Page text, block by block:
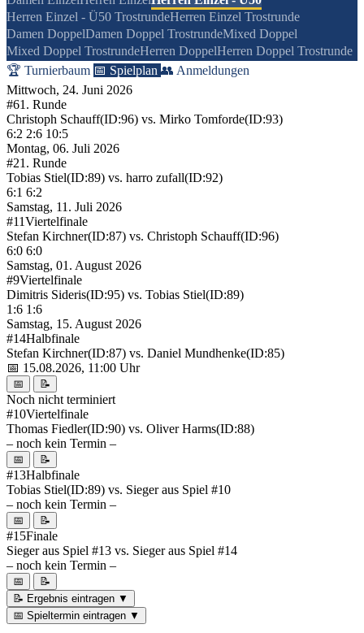
Herren Einzel - Ü50 TrostrundeHerren Einzel Trostrunde
Damen DoppelDamen Doppel TrostrundeMixed Doppel
Mixed Doppel TrostrundeHerren DoppelHerren Doppel Trostrunde
🏆 Turnierbaum 📅 Spielplan 👥 Anmeldungen
Mittwoch, 24. Juni 2026
#61. Runde
Christoph Schauff(ID:96) vs. Mirko Tomforde(ID:93)
6:2 2:6 10:5
Montag, 06. Juli 2026
#21. Runde
Tobias Stiel(ID:89) vs. harro zufall(ID:92)
6:1 6:2
Samstag, 11. Juli 2026
#11Viertelfinale
Stefan Kirchner(ID:87) vs. Christoph Schauff(ID:96)
6:0 6:0
Samstag, 01. August 2026
#9Viertelfinale
Dimitris Sideris(ID:95) vs. Tobias Stiel(ID:89)
1:6 1:6
Samstag, 15. August 2026
#14Halbfinale
Stefan Kirchner(ID:87) vs. Daniel Mundhenke(ID:85)
📅 15.08.2026, 11:00 Uhr
📅 📝
Noch nicht terminiert
#10Viertelfinale
Thomas Fiedler(ID:90) vs. Oliver Harms(ID:88)
– noch kein Termin –
📅 📝
#13Halbfinale
Tobias Stiel(ID:89) vs. Sieger aus Spiel #10
– noch kein Termin –
📅 📝
#15Finale
Sieger aus Spiel #13 vs. Sieger aus Spiel #14
– noch kein Termin –
📅
📝
📝 Ergebnis eintragen ▼
📅 Spieltermin eintragen ▼